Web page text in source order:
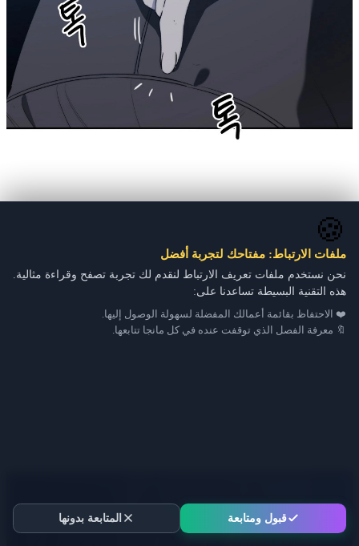
🍪
ملفات الارتباط: مفتاحك لتجربة أفضل
نحن نستخدم ملفات تعريف الارتباط لنقدم لك تجربة تصفح وقراءة مثالية.
هذه التقنية البسيطة تساعدنا على:
❤️ الاحتفاظ بقائمة أعمالك المفضلة لسهولة الوصول إليها.
🔖 معرفة الفصل الذي توقفت عنده في كل مانجا تتابعها.
قبول ومتابعة المتابعة بدونها